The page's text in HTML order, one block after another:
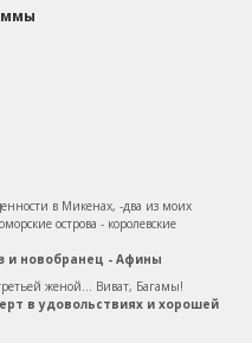
в Микенах, -два из моих
острова - королевские
и новобранец - Афины
женой... Виват, Багамы!
в удовольствиях и хорошей